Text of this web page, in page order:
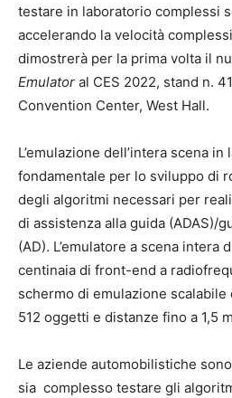
testare in laboratorio complessi
accelerando la velocità
dimostrerà per la prima volta il
Emulator al CES 2022, stand n.
Convention Center, West Hall.
L’emulazione dell’intera scena in
fondamentale per lo sviluppo di
degli algoritmi necessari per
di assistenza alla guida (ADAS)/
(AD). L’emulatore a scena intera
centinaia di front-end a
schermo di emulazione
512 oggetti e distanze fino a 1,5
Le aziende automobilistiche
sia complesso testare gli